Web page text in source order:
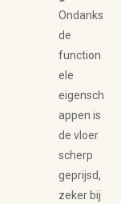
Ondanks
de
function
ele
eigensch
appen is
de vloer
scherp
geprijsd,
zeker bij